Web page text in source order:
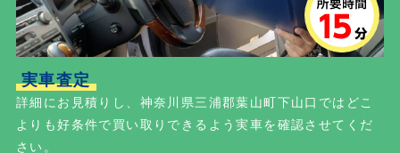
実車査定
詳細にお見積りし、神奈川県三浦郡葉山町下山口ではどこ
よりも好条件で買い取りできるよう実車を確認させてくだ
さい。